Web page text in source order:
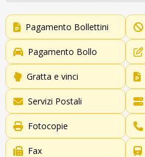
Pagamento Bollettini
Pagamento Bollo
Gratta e vinci
Servizi Postali
Fotocopie
Fax